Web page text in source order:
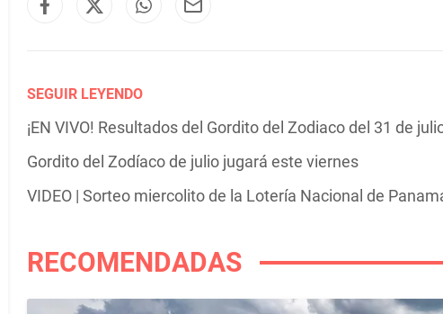
SEGUIR LEYENDO
¡EN VIVO! Resultados del Gordito del Zodiaco del 31 de
Gordito del Zodíaco de julio jugará este viernes
VIDEO | Sorteo miercolito de la Lotería Nacional de
RECOMENDADAS